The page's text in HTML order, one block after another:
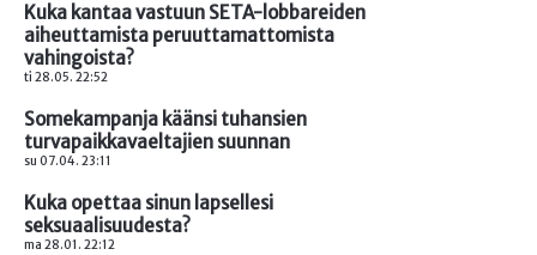
Kuka kantaa vastuun SETA-lobbareiden
aiheuttamista peruuttamattomista
vahingoista?
ti 28.05. 22:52
Somekampanja käänsi tuhansien
turvapaikkavaeltajien suunnan
su 07.04. 23:11
Kuka opettaa sinun lapsellesi
seksuaalisuudesta?
ma 28.01. 22:12